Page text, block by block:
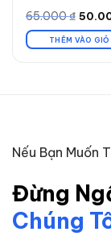
65.000₫
Giá
gốc
là:
65.000 ₫.
Giá
hiện
tại
là:
THÊM VÀO GIỎ
Nếu Bạn Muốn
Đừng
Chúng